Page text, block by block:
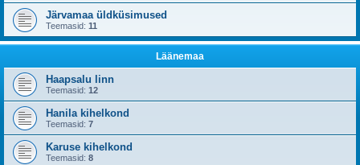
Järvamaa üldküsimused
Teemasid: 11
Läänemaa
Haapsalu linn
Teemasid: 12
Hanila kihelkond
Teemasid: 7
Karuse kihelkond
Teemasid: 8